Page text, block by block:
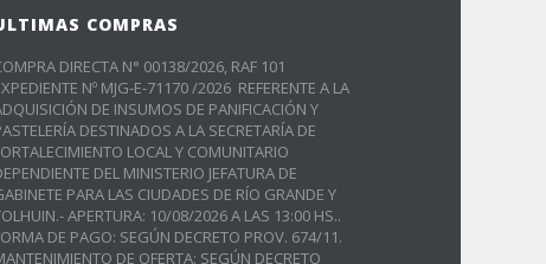
COMPRAS
DIRECTA N° 00138/2026, RAF 101
Nº MJG-E-71170 /2026 REFERENTE A LA
DE INSUMOS DE PANIFICACIÓN Y
DESTINADOS A LA SECRETARÍA DE
LOCAL Y COMUNITARIO
DEL MINISTERIO JEFATURA DE
PARA LAS CIUDADES DE RÍO GRANDE Y
APERTURA: 10/08/2026 A LAS 13:00 HS..
DE PAGO: SEGÚN DECRETO PROV. 674/11.
DE OFERTA: SEGÚN DECRETO